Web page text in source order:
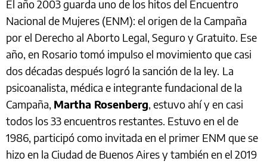
El año 2003 guarda uno de los hitos del Encuentro
Nacional de Mujeres (ENM): el origen de la Campaña
por el Derecho al Aborto Legal, Seguro y Gratuito. Ese
año, en Rosario tomó impulso el movimiento que casi
dos décadas después logró la sanción de la ley. La
psicoanalista, médica e integrante fundacional de la
Campaña, Martha Rosenberg, estuvo ahí y en casi
todos los 33 encuentros restantes. Estuvo en el de
1986, participó como invitada en el primer ENM que se
hizo en la Ciudad de Buenos Aires y también en el 2019